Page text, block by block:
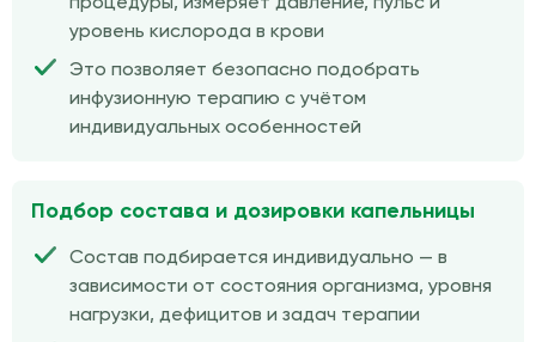
уровень кислорода в крови
Это позволяет безопасно подобрать
инфузионную терапию с учётом
индивидуальных особенностей
Подбор состава и дозировки капельницы
Состав подбирается индивидуально — в
зависимости от состояния организма, уровня
нагрузки, дефицитов и задач терапии